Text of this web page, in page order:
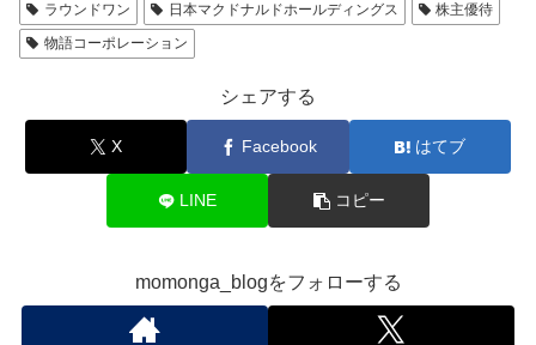
ラウンドワン
日本マクドナルドホールディングス
株主優待
物語コーポレーション
シェアする
X Facebook はてブ
LINE コピー
momonga_blogをフォローする